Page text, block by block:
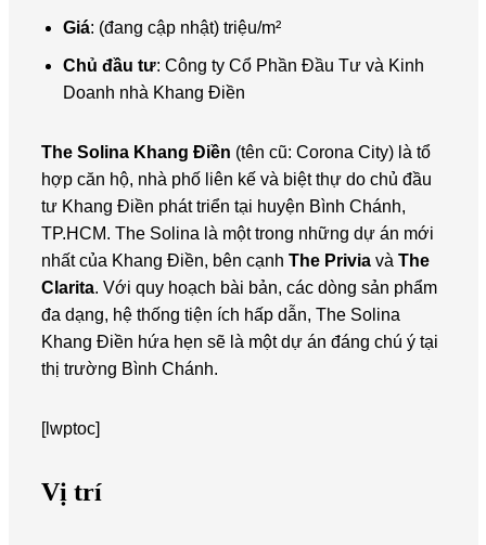
Giá: (đang cập nhật) triệu/m²
Chủ đầu tư: Công ty Cổ Phần Đầu Tư và Kinh
Doanh nhà Khang Điền
The Solina Khang Điền (tên cũ: Corona City) là tổ
hợp căn hộ, nhà phố liên kế và biệt thự do chủ đầu
tư Khang Điền phát triển tại huyện Bình Chánh,
TP.HCM. The Solina là một trong những dự án mới
nhất của Khang Điền, bên cạnh The Priviavà The
Clarita. Với quy hoạch bài bản, các dòng sản phẩm
đa dạng, hệ thống tiện ích hấp dẫn, The Solina
Khang Điền hứa hẹn sẽ là một dự án đáng chú ý tại
thị trường Bình Chánh.
[lwptoc]
Vị trí